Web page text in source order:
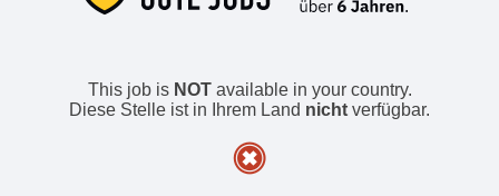
This job is NOTavailable in your country.
Diese Stelle ist in Ihrem Land nicht verfügbar.